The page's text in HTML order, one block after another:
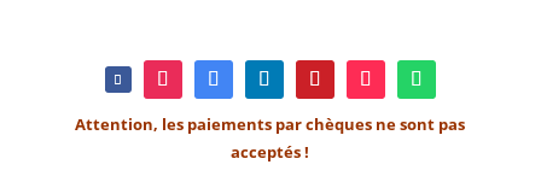
Attention, les paiements par chèques ne sont pas
acceptés !